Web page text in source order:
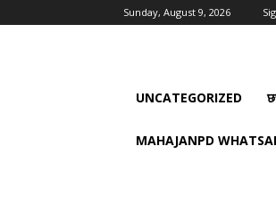
Sunday, August 9, 2026
UNCATEGORIZED
MAHAJANPD